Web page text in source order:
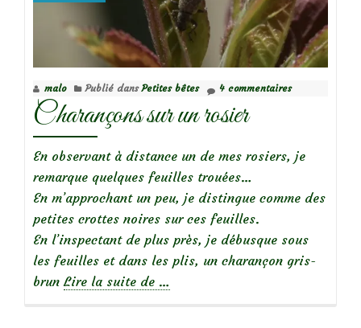
sur
le
rosier
‘A
Shropshire
Lad’
malo Publié dansPetites bêtes 4 commentaires
Charançons sur un rosier
En observant à distance un de mes rosiers, je
remarque quelques feuilles trouées…
En m’approchant un peu, je distingue comme des
petites crottes noires sur ces feuilles.
En l’inspectant de plus près, je débusque sous
les feuilles et dans les plis, un charançon gris-
brun Lire la suite de …